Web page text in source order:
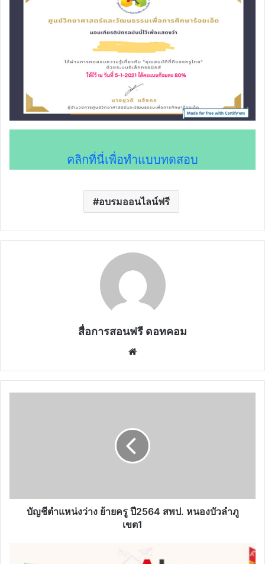
คลิกที่นี่เพื่อทำแบบทดสอบ
อบรมออนไลน์ฟรี
สื่อการสอนฟรี ดอทคอม
เขต1
บัญชีตำแหน่งว่าง ย้ายครู ปี2564 สพป. หนองบัวลำภู
เขต1